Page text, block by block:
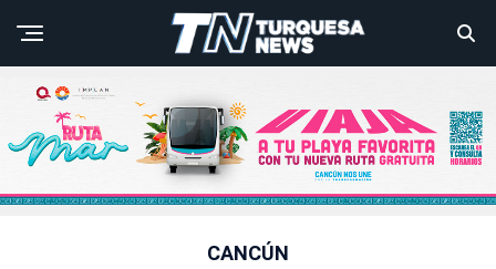
CANCÚN